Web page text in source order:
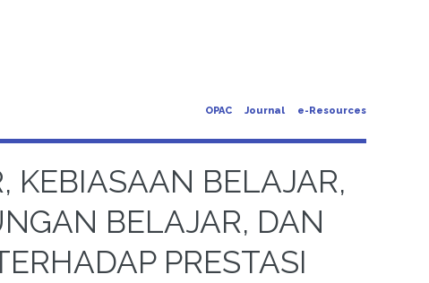
OPAC Journal e-Resources
KEBIASAAN BELAJAR,
BELAJAR, DAN
PRESTASI